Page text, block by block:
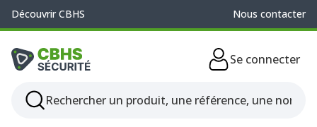
Découvrir CBHS Nous contacter
Se connecter